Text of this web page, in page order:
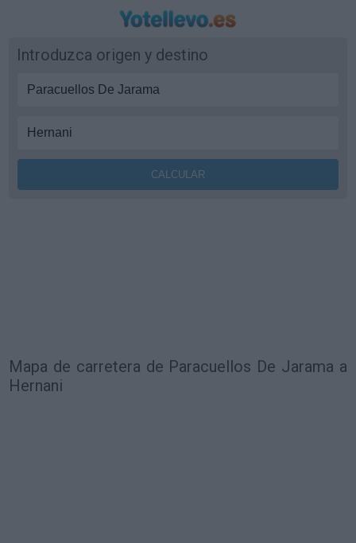
Introduzca origen y destino
Mapa de carretera de Paracuellos De Jarama a
Hernani